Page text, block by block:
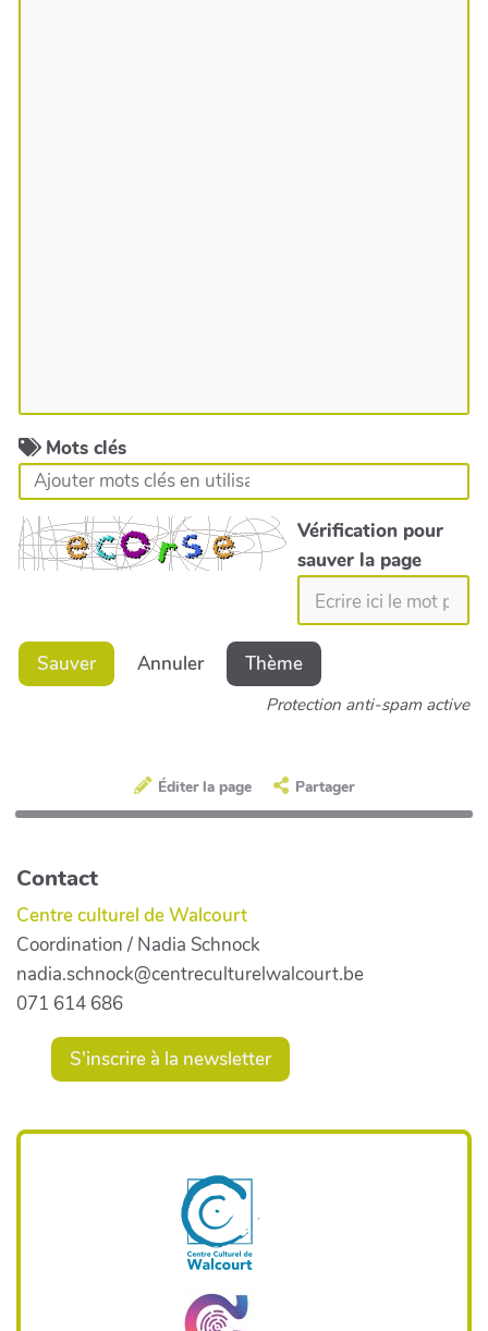
Mots clés
Vérification pour
sauver la page
Sauver Annuler Thème
Protection anti-spam active
Éditer la page Partager
Contact
Centre culturel de Walcourt
Coordination / Nadia Schnock
nadia.schnock@centreculturelwalcourt.be
071 614 686
S'inscrire à la newsletter